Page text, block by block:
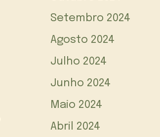
Setembro 2024
Agosto 2024
Julho 2024
Junho 2024
Maio 2024
Abril 2024